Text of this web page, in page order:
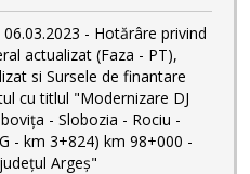
- Hotărâre privind
actualizat (Faza - PT),
si Sursele de finantare
cu titlul "Modernizare DJ
- Slobozia - Rociu -
- km 3+824) km 98+000 -
Argeș"